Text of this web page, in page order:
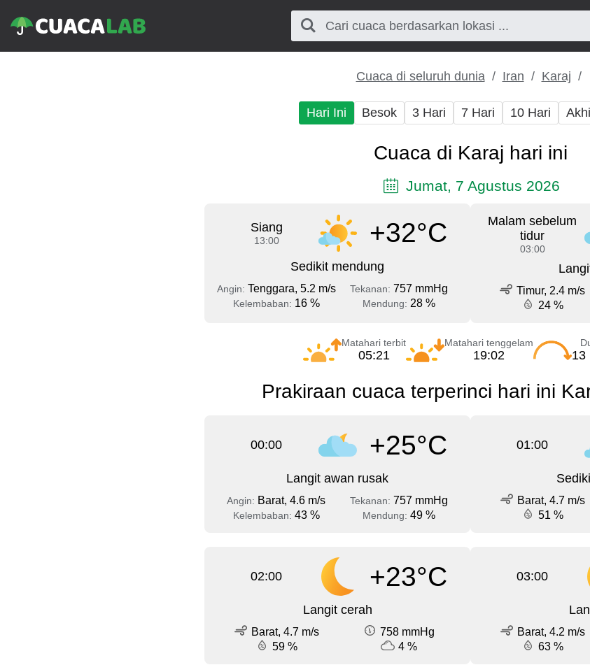
Cuaca di seluruh dunia Iran Karaj
Hari Ini Besok 3 Hari 7 Hari 10 Hari
Cuaca di Karaj hari ini
Jumat, 7 Agustus 2026
Siang
13:00 +32°C
Sedikit mendung
Angin: Tenggara, 5.2 m/s Tekanan: 757 mmHg
Kelembaban: 16 % Mendung: 28 %
Malam sebelum
tidur
03:00
Timur, 2.4 m/s
24 %
Matahari terbit
05:21
Matahari tenggelam
19:02 13
Prakiraan cuaca terperinci hari ini
00:00 +25°C
Langit awan rusak
Angin: Barat, 4.6 m/s Tekanan: 757 mmHg
Kelembaban: 43 % Mendung: 49 %
01:00
Barat, 4.7 m/s
51 %
02:00 +23°C
Langit cerah
Barat, 4.7 m/s
758 mmHg
59 %
4 %
03:00
Barat, 4.2 m/s
63 %